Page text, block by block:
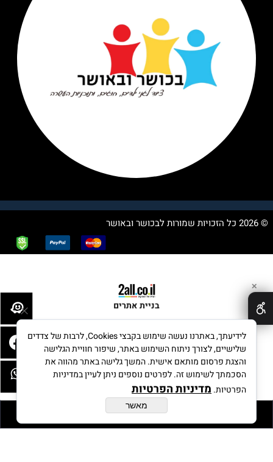
הוסף לסל
© 2026 כל הזכויות שמורות לבכושר ובאושר
בניית אתרים
✕
לידיעתך, באתרנו נעשה שימוש בקבצי Cookies, לרבות של צדדים
שלישיים, לצורך ניתוח השימוש באתר, שיפור חוויית הגלישה
והצגת פרסום מותאם אישית. המשך גלישה באתר מהווה את
הסכמתך לשימוש זה. לפרטים נוספים ניתן לעיין במדיניות
הפרטיות.מדיניות הפרטיות
מאשר